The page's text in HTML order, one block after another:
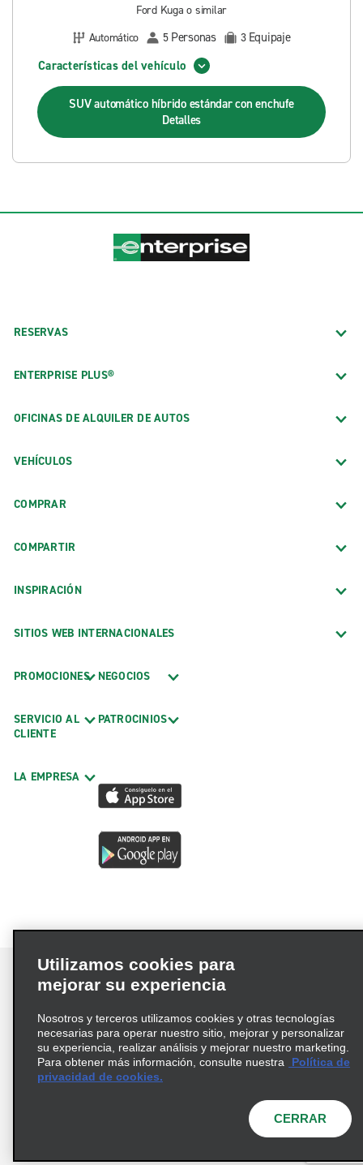
Ford Kuga o similar
Automático
5 Personas 3 Equipaje
Características del vehículo
SUV automático híbrido estándar con enchufe
Detalles
RESERVAS
ENTERPRISE PLUS®
OFICINAS DE ALQUILER DE AUTOS
VEHÍCULOS
COMPRAR
COMPARTIR
INSPIRACIÓN
SITIOS WEB INTERNACIONALES
PROMOCIONES
SERVICIO AL
CLIENTE
LA EMPRESA
NEGOCIOS
PATROCINIOS
Términos de uso
Política de privacidad
Política de cookies
Información de Salud del Consumidor
© 2026 Enterprise Holdings, Inc. Todos los derechos
Utilizamos cookies para
mejorar su experiencia
Nosotros y terceros utilizamos cookies y otras tecnologías
necesarias para operar nuestro sitio, mejorar y personalizar
su experiencia, realizar análisis y mejorar nuestro marketing.
Para obtener más información, consulte nuestra
Política de
privacidad de cookies.
CERRAR